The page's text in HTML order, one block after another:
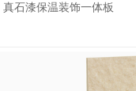
真石漆保温装饰一体板